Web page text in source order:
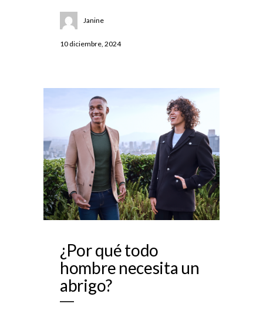
Janine
10 diciembre, 2024
¿Por qué todo
hombre necesita un
abrigo?